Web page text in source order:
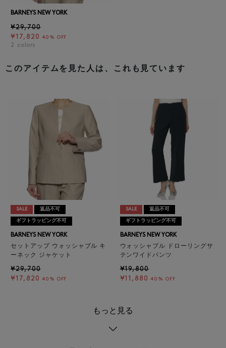
BARNEYS NEW YORK
¥29,700
¥17,820 40% OFF
2 colors
このアイテムを見た人は、これも見ています
SALE 返品不可
ギフトラッピング不可
BARNEYS NEW YORK
セットアップ ウォッシャブル キ
ーネック ジャケット
¥29,700
¥17,820 40% OFF
SALE 返品不可
ギフトラッピング不可
BARNEYS NEW YORK
ウォッシャブル ドローリングサ
テンワイドパンツ
¥19,800
¥11,880 40% OFF
もっと見る